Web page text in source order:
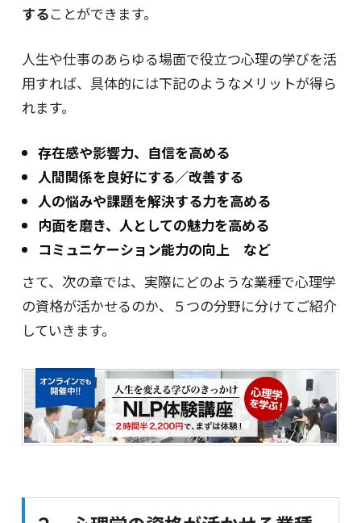
することができます。
人生や仕事のあらゆる場面で役立つ心理の学びを活
用すれば、具体的には下記のようなメリットが得ら
れます。
存在感や影響力、自信を高める
人間関係を良好にする／改善する
人の悩みや課題を解決する力を高める
内面を磨き、人としての魅力を高める
コミュニケーション能力の向上 など
さて、次の章では、実際にどのような業種で心理学
の資格が活かせるのか、５つの分野に分けてご紹介
していきます。